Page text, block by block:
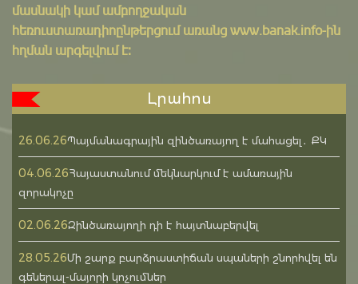
մասնակի կամ ամբողջական
հեռուստառադիոընթերցում առանց www.banak.info-ին
հղման արգելվում է:
Լրահոս
26.06.26Պայմանագրային զինծառայող է մահացել․ ՔԿ
04.06.26Հայաստանում մեկնարկում է ամառային
զորակոչը
02.06.26Զինծառայողի դի է հայտնաբերվել
28.05.26Մի շարք բարձրաստիճան սպաների շնորհվել են
գեներալ-մայորի կոչումներ